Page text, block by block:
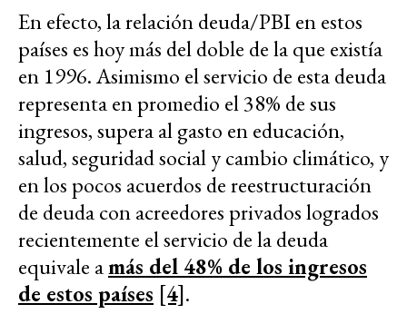
En efecto, la relación deuda/PBI en estos
países es hoy más del doble de la que existía
en 1996. Asimismo el servicio de esta deuda
representa en promedio el 38% de sus
ingresos, supera al gasto en educación,
salud, seguridad social y cambio climático, y
en los pocos acuerdos de reestructuración
de deuda con acreedores privados logrados
recientemente el servicio de la deuda
equivale amás del 48% de los ingresos
de estos países [4].